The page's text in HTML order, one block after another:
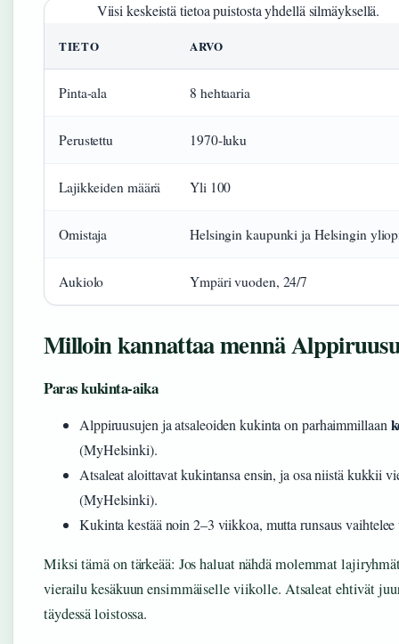
Viisi keskeistä tietoa puistosta yhdellä silmäyksellä.
TIETO ARVO
Pinta-ala 8 hehtaaria
Perustettu 1970-luku
Lajikkeiden määrä Yli 100
Omistaja Helsingin kaupunki ja Helsingin
Aukiolo Ympäri vuoden, 24/7
Milloin kannattaa mennä
Paras kukinta-aika
Alppiruusujen ja atsaleoiden kukinta on parhaimmillaan
(MyHelsinki).
Atsaleat aloittavat kukintansa ensin, ja osa niistä kukkii
(MyHelsinki).
Kukinta kestää noin 2–3 viikkoa, mutta runsaus
Miksi tämä on tärkeää: Jos haluat nähdä molemmat
vierailu kesäkuun ensimmäiselle viikolle. Atsaleat ehtivät
täydessä loistossa.